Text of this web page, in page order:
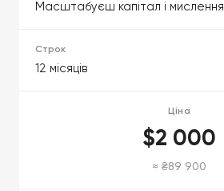
Масштабуєш капітал і мислення
12 місяців
$2 000
≈ ₴89 900